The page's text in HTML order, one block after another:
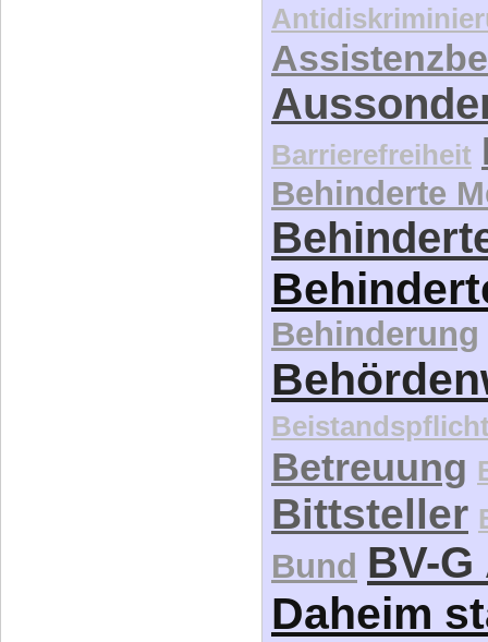
Barrierefreiheit
Behinderte
Behinderung
Betreuung
Bittsteller
Bund BV-
Daheim